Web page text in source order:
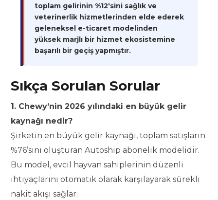
toplam gelirinin %12'sini sağlık ve
veterinerlik hizmetlerinden elde ederek
geleneksel e-ticaret modelinden
yüksek marjlı bir hizmet ekosistemine
başarılı bir geçiş yapmıştır.
Sıkça Sorulan Sorular
1. Chewy’nin 2026 yılındaki en büyük gelir
kaynağı nedir?
Şirketin en büyük gelir kaynağı, toplam satışların
%76’sını oluşturan Autoship abonelik modelidir.
Bu model, evcil hayvan sahiplerinin düzenli
ihtiyaçlarını otomatik olarak karşılayarak sürekli
nakit akışı sağlar.